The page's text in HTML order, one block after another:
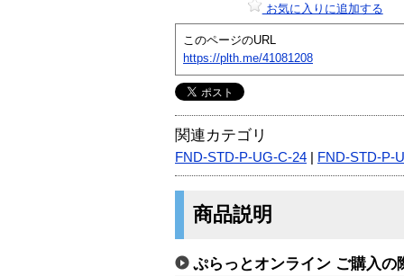
お気に入りに追加する
このページのURL
https://plth.me/41081208
関連カテゴリ
FND-STD-P-UG-C-24 FND-STD-P-
商品説明
ぷらっとオンライン ご購入の